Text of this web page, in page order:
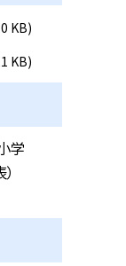
KB)
KB)
学